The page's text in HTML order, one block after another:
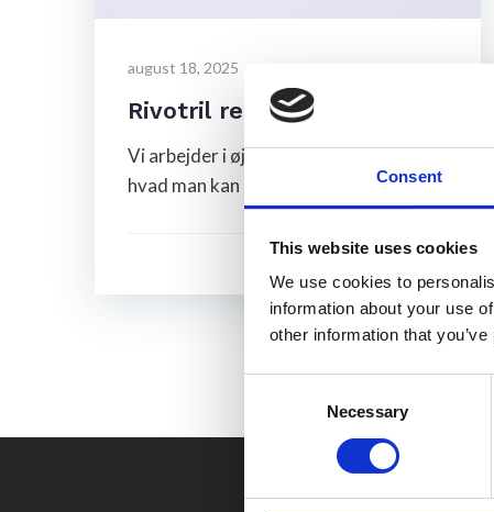
Consent
This website uses cookies
We use cookies to
information about your use
other information that
Necessary
august 18, 2025
Rivotril restordre
Vi arbejder i øjeblikket på en guide til
hvad man kan gøre når Rivotril er i […]